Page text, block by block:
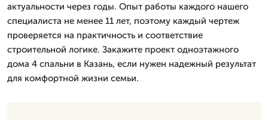
актуальности через годы. Опыт работы каждого нашего
специалиста не менее 11 лет, поэтому каждый чертеж
проверяется на практичность и соответствие
строительной логике. Закажите проект одноэтажного
дома 4 спальни в Казань, если нужен надежный результат
для комфортной жизни семьи.